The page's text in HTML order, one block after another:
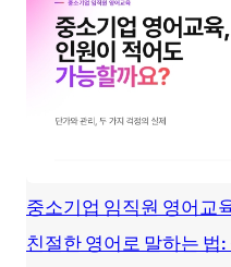
중소기업 임직원 영어교
친절한 영어로 말하는 법